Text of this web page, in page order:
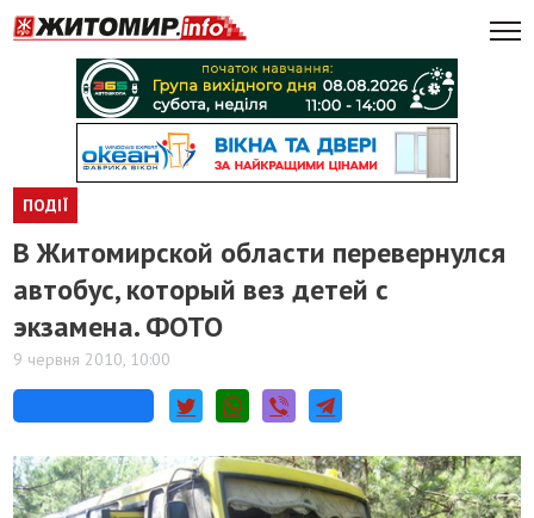
ПОДІЇ
В Житомирской области перевернулся
автобус, который вез детей с
экзамена. ФОТО
9 червня 2010, 10:00